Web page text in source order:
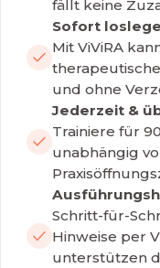
fällt keine
Sofort
Mit ViViRA
und ohne
Jederzeit &
Trainiere für
unabhängig
Schritt-für-
Hinweise per
unterstützen